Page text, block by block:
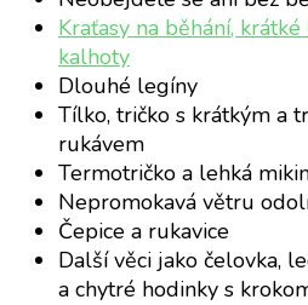
Kraťasy na běhání,
kalhoty
Dlouhé legíny
Tílko, tričko s krátkým a
rukávem
Termotričko a lehká
Nepromokavá větru
Čepice a rukavice
Další věci jako čelovka,
a chytré hodinky s